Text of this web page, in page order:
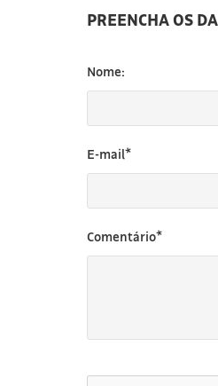
PREENCHA OS
Nome:
E-mail*
Comentário*